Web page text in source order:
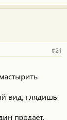
#21
вид, глядишь
продает,